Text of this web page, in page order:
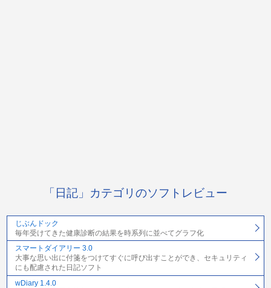
「日記」カテゴリのソフトレビュー
じぶんドック
毎年受けてきた健康診断の結果を時系列に並べてグラフ化
スマートダイアリー 3.0
大事な思い出に付箋をつけてすぐに呼び出すことができ、セキュリティ
にも配慮された日記ソフト
wDiary 1.4.0